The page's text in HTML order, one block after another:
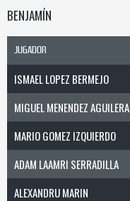
BENJAMÍN
JUGADOR
ISMAEL LOPEZ BERMEJO
MIGUEL MENENDEZ AGUILERA
MARIO GOMEZ IZQUIERDO
ADAM LAAMRI SERRADILLA
ALEXANDRU MARIN